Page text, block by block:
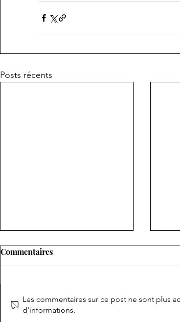
Posts récents
Commentaires
Les commentaires sur ce post ne sont plus
d'informations.